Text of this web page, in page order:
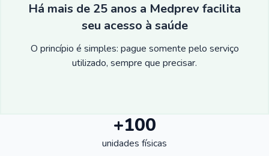
Há mais de 25 anos a Medprev facilita
seu acesso à saúde
O princípio é simples: pague somente pelo serviço
utilizado, sempre que precisar.
+100
unidades físicas